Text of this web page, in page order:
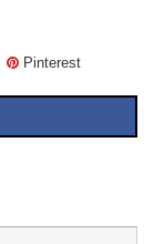
Pinterest